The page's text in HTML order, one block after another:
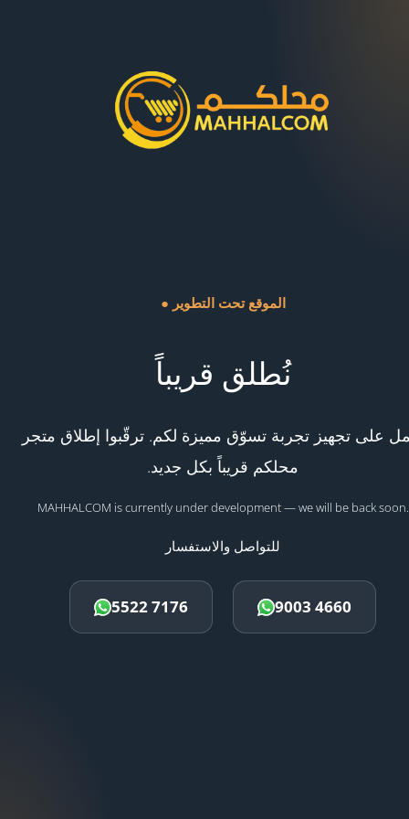
● الموقع تحت التطوير
نُطلق قريباً
على تجهيز تجربة تسوّق مميزة لكم. ترقّبوا إطلاق متجر
محلكم قريباً بكل جديد.
MAHHALCOM is currently under development — we will be back soon.
للتواصل والاستفسار
5522 7176 9003 4660